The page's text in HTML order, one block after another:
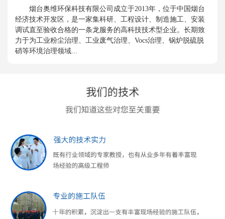
烟台奥维环保科技有限公司成立于2013年，位于中国烟台
经济技术开发区，是一家集科研、工程设计、制造施工、安装
调试直至验收合格的一条龙服务的高科技技术型企业。长期致
力于为工业粉尘治理、工业废气治理、Vocs治理、锅炉脱硫脱
硝等环境治理领域...